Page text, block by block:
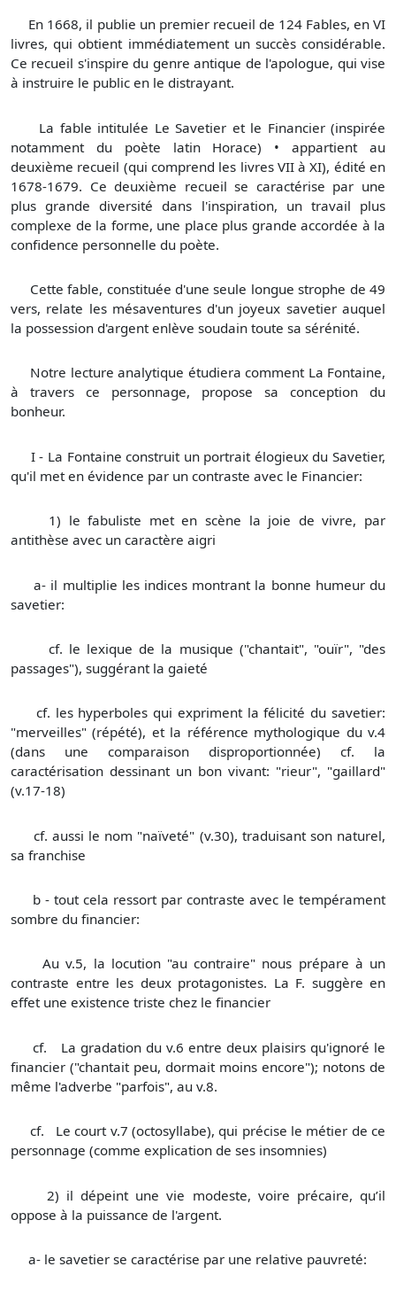
En 1668, il publie un premier recueil de 124 Fables, en VI
livres, qui obtient immédiatement un succès considérable.
Ce recueil s'inspire du genre antique de l'apologue, qui vise
à instruire le public en le distrayant.
La fable intitulée Le Savetier et le Financier (inspirée
notamment du poète latin Horace) • appartient au
deuxième recueil (qui comprend les livres VII à XI), édité en
1678-1679. Ce deuxième recueil se caractérise par une
plus grande diversité dans l'inspiration, un travail plus
complexe de la forme, une place plus grande accordée à la
confidence personnelle du poète.
Cette fable, constituée d'une seule longue strophe de 49
vers, relate les mésaventures d'un joyeux savetier auquel
la possession d'argent enlève soudain toute sa sérénité.
Notre lecture analytique étudiera comment La Fontaine,
à travers ce personnage, propose sa conception du
bonheur.
I - La Fontaine construit un portrait élogieux du Savetier,
qu'il met en évidence par un contraste avec le Financier:
1) le fabuliste met en scène la joie de vivre, par
antithèse avec un caractère aigri
a- il multiplie les indices montrant la bonne humeur du
savetier:
cf. le lexique de la musique ("chantait", "ouïr", "des
passages"), suggérant la gaieté
cf. les hyperboles qui expriment la félicité du savetier:
"merveilles" (répété), et la référence mythologique du v.4
(dans une comparaison disproportionnée) cf. la
caractérisation dessinant un bon vivant: "rieur", "gaillard"
(v.17-18)
cf. aussi le nom "naïveté" (v.30), traduisant son naturel,
sa franchise
b - tout cela ressort par contraste avec le tempérament
sombre du financier:
Au v.5, la locution "au contraire" nous prépare à un
contraste entre les deux protagonistes. La F. suggère en
effet une existence triste chez le financier
cf. La gradation du v.6 entre deux plaisirs qu'ignoré le
financier ("chantait peu, dormait moins encore"); notons de
même l'adverbe "parfois", au v.8.
cf. Le court v.7 (octosyllabe), qui précise le métier de ce
personnage (comme explication de ses insomnies)
2) il dépeint une vie modeste, voire précaire, qu’il
oppose à la puissance de l'argent.
a- le savetier se caractérise par une relative pauvreté: